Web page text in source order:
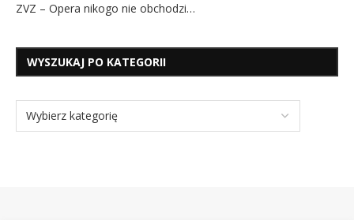
ZVZ – Opera nikogo nie obchodzi…
WYSZUKAJ PO KATEGORII